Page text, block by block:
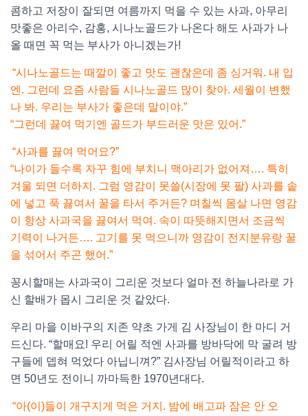
콤하고 저장이 잘되면 여름까지 먹을 수 있는 사과, 아무리
맛좋은 아리수, 감홍, 시나노골드가 나온다 해도 사과가 나
올 때면 꼭 먹는 부사가 아니겠는가!
“시나노골드는 때깔이 좋고 맛도 괜찮은데 좀 싱거워. 내 입
엔. 그런데 요즘 사람들 시나노골드 많이 찾아. 세월이 변했
나 봐. 우리는 부사가 좋은데 말이야.”
“그런데 끓여 먹기엔 골드가 부드러운 맛은 있어.”
“사과를 끓여 먹어요?”
“나이가 들수록 자꾸 힘에 부치니 맥아리가 없어져…. 특히
겨울 되면 더하지. 그럼 영감이 못쓸(시장에 못 팔) 사과를 솥
에 넣고 푹 끓여서 꿀을 타서 주거든? 며칠씩 몸살 나면 영감
이 항상 사과국을 끓여서 먹여. 속이 따뜻해지면서 조금씩
기력이 나거든…. 고기를 못 먹으니까 영감이 전지분유랑 꿀
을 섞어서 주곤 했어.”
꽁시할매는 사과국이 그리운 것보다 얼마 전 하늘나라로 가
신 할배가 몹시 그리운 것 같았다.
우리 마을 이바구의 지존 약초 가게 김 사장님이 한 마디 거
드신다. “할매요! 우리 어릴 적엔 사과를 방바닥에 막 굴려 방
구들에 뎁혀 먹었다 아닙니껴?” 김사장님 어릴적이라고 하
면 50년도 전이니 까마득한 1970년대다.
“아(이)들이 개구지게 먹은 거지. 밤에 배고파 잠은 안 오